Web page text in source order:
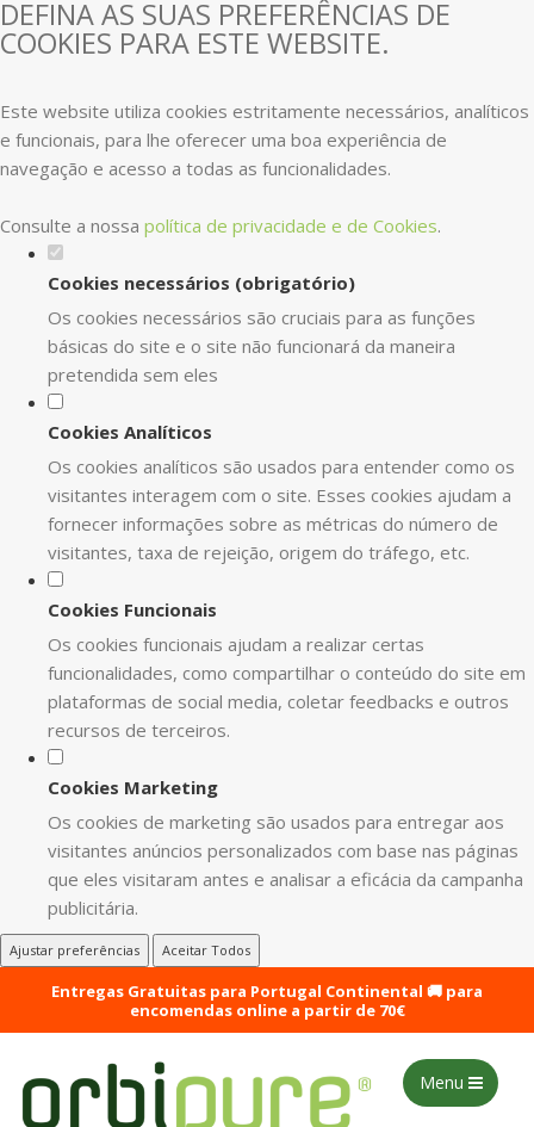
DEFINA AS SUAS PREFERÊNCIAS DE
COOKIES PARA ESTE WEBSITE.
Este website utiliza cookies estritamente necessários, analíticos
e funcionais, para lhe oferecer uma boa experiência de
navegação e acesso a todas as funcionalidades.
Consulte a nossa política de privacidade e de Cookies.
Cookies necessários (obrigatório)
Os cookies necessários são cruciais para as funções
básicas do site e o site não funcionará da maneira
pretendida sem eles
Cookies Analíticos
Os cookies analíticos são usados para entender como os
visitantes interagem com o site. Esses cookies ajudam a
fornecer informações sobre as métricas do número de
visitantes, taxa de rejeição, origem do tráfego, etc.
Cookies Funcionais
Os cookies funcionais ajudam a realizar certas
funcionalidades, como compartilhar o conteúdo do site em
plataformas de social media, coletar feedbacks e outros
recursos de terceiros.
Cookies Marketing
Os cookies de marketing são usados para entregar aos
visitantes anúncios personalizados com base nas páginas
que eles visitaram antes e analisar a eficácia da campanha
publicitária.
Ajustar preferências Aceitar Todos
Entregas Gratuitas para Portugal Continental 🚚 para
encomendas online a partir de 70€
Menu